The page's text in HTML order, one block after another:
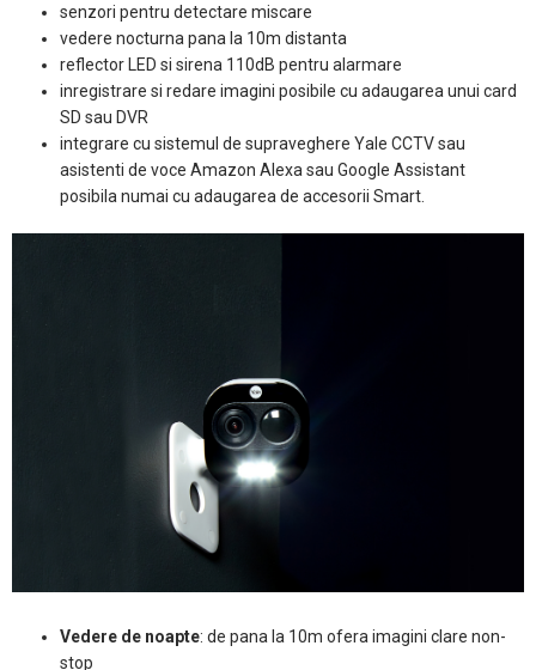
senzori pentru detectare miscare
vedere nocturna pana la 10m distanta
reflector LED si sirena 110dB pentru alarmare
inregistrare si redare imagini posibile cu adaugarea unui card
SD sau DVR
integrare cu sistemul de supraveghere Yale CCTV sau
asistenti de voce Amazon Alexa sau Google Assistant
posibila numai cu adaugarea de accesorii Smart.
Vedere de noapte: de pana la 10m ofera imagini clare non-
stop